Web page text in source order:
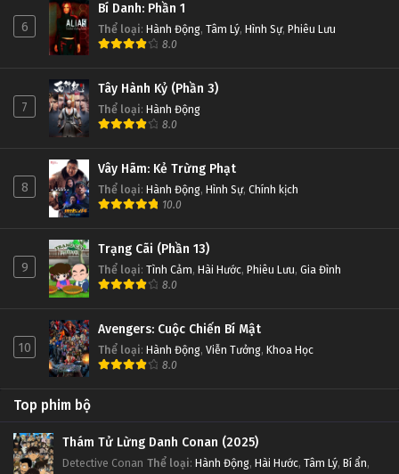
6
Bí Danh: Phần 1
Thể loại: Hành Động, Tâm Lý, Hình Sự, Phiêu Lưu
8.0
7
Tây Hành Kỷ (Phần 3)
Thể loại: Hành Động
8.0
8
Vây Hãm: Kẻ Trừng Phạt
Thể loại: Hành Động, Hình Sự, Chính kịch
10.0
9
Trạng Cãi (Phần 13)
Thể loại: Tình Cảm, Hài Hước, Phiêu Lưu, Gia Đình
8.0
10
Avengers: Cuộc Chiến Bí Mật
Thể loại: Hành Động, Viễn Tưởng, Khoa Học
8.0
Top phim bộ
Thám Tử Lừng Danh Conan (2025)
Detective Conan Thể loại: Hành Động, Hài Hước, Tâm Lý, Bí ẩn,